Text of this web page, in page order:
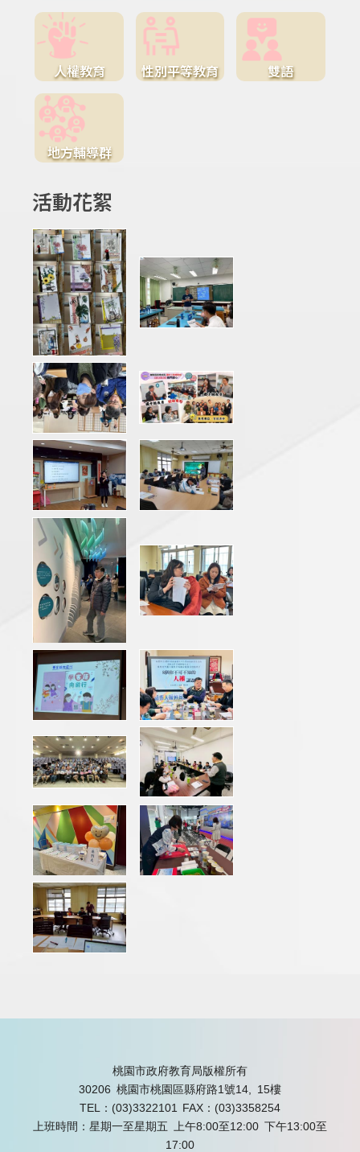
人權教育 性別平等教育 雙語
地方輔導群
活動花絮
桃園市政府教育局版權所有
30206 桃園市桃園區縣府路1號14, 15樓
TEL：(03)3322101
FAX：(03)3358254
上班時間：星期一至星期五 上午8:00至12:00 下午13:00至
17:00